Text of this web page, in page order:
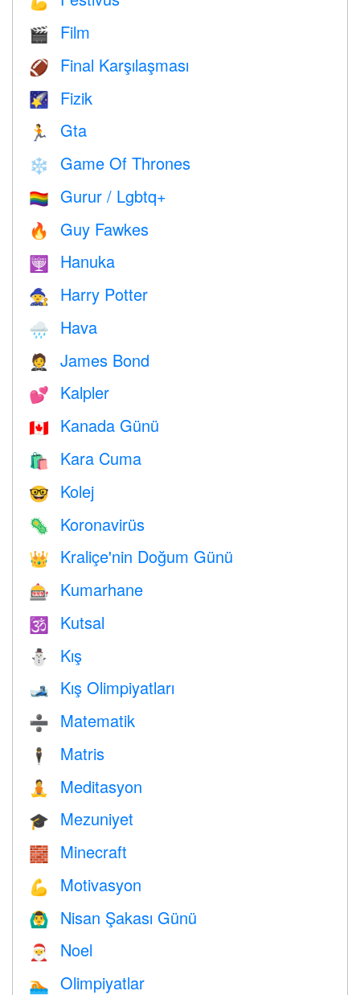
🎬 Film
🏈 Final Karşılaşması
🌠 Fizik
🏃 Gta
❄️ Game Of Thrones
🏳️‍🌈 Gurur / Lgbtq+
🔥 Guy Fawkes
🕎 Hanuka
🧙 Harry Potter
🌧 Hava
🤵 James Bond
💕 Kalpler
🇨🇦 Kanada Günü
🛍 Kara Cuma
🤓 Kolej
🦠 Koronavirüs
👑 Kraliçe'nin Doğum Günü
🎰 Kumarhane
🕉 Kutsal
⛄ Kış
🎿 Kış Olimpiyatları
➗ Matematik
🕴️ Matris
🧘 Meditasyon
🎓 Mezuniyet
🧱 Minecraft
💪 Motivasyon
🙆‍♂️ Nisan Şakası Günü
🎅 Noel
🏊 Olimpiyatlar